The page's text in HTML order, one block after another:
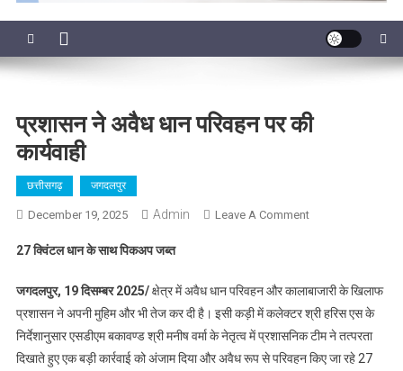
प्रशासन ने अवैध धान परिवहन पर की
कार्यवाही
छत्तीसगढ़ जगदलपुर
December 19, 2025 Admin Leave A CommentOn
धान
परिवहन
पर
की
27 क्विंटल धान के साथ पिकअप जब्त
जगदलपुर, 19 दिसम्बर 2025/क्षेत्र में अवैध धान परिवहन और कालाबाजारी के खिलाफ
प्रशासन ने अपनी मुहिम और भी तेज कर दी है। इसी कड़ी में कलेक्टर श्री हरिस एस के
निर्देशानुसार एसडीएम बकावण्ड श्री मनीष वर्मा के नेतृत्व में प्रशासनिक टीम ने तत्परता
दिखाते हुए एक बड़ी कार्रवाई को अंजाम दिया और अवैध रूप से परिवहन किए जा रहे 27